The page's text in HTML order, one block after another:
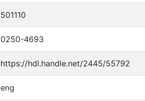
501110
0250-4693
https://hdl.handle.net/2445/55792
eng